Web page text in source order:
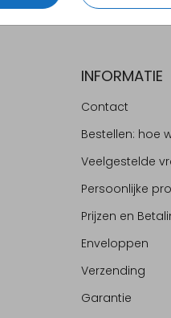
INFORMATIE
Contact
Bestellen: hoe
Veelgestelde
Persoonlijke
Prijzen en
Enveloppen
Verzending
Garantie